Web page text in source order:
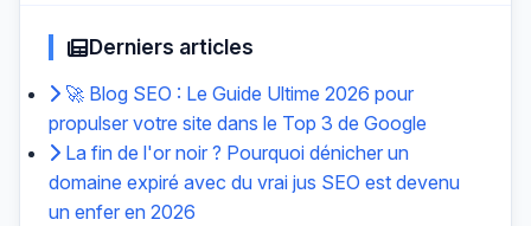
Derniers articles
🚀 Blog SEO : Le Guide Ultime 2026 pour
propulser votre site dans le Top 3 de Google
La fin de l'or noir ? Pourquoi dénicher un
domaine expiré avec du vrai jus SEO est devenu
un enfer en 2026